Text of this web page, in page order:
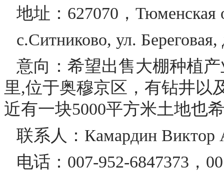
地址：627070，Тюменская
с.Ситниково, ул.
意向：希望出售大棚种植
里,位于奥穆京区，有钻井以
近有一块5000平方米土地也
联系人：Камардин Виктор
电话：007-952-6847373，